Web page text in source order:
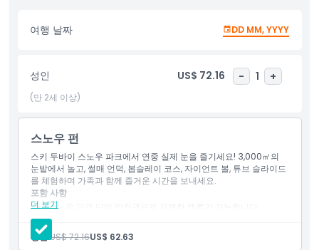
Ticket & Admission Guidelines:
days. You can use the tickets on two different days
for both park or even same day as well if you want.
The tickets validity will be mentioned on the tickets.
Make sure to go to the parks before the tickets
Take a look below to see what's included in the Ski
Dubai & Aya Universe.
Enjoy full-day access to games and slides!
Receive your ticket via email and instant WhatsApp
delivery. Display the mobile ticket at the entrance—
no printout needed. Bring a valid ID; students, show
your Student IDs.
여행 날짜 DD MM, YYYY
성인 US$ 72.16 - 1 +
(만 2세 이상)
스노우 펀
스키 두바이 스노우 파크에서 연중 실제 눈을 즐기세요! 3,000㎡의
눈밭에서 놀고, 썰매 언덕, 봅슬레이 코스, 자이언트 볼, 튜브 슬라이드
를 체험하며 가족과 함께 즐거운 시간을 보내세요.
더 보기
포함 사항
스노우 파크 단일 입장권으로 무제한 체류가 가능합니다.
아이스 케이브를 포함한 스노우 파크 액티비티 이용 가능.
봅슬레이, 자이언트 볼, 범퍼카, 튜빙 코스 무제한 탑승.
체어리프트 1회 탑승.
성인: US$ 72.16US$ 62.63